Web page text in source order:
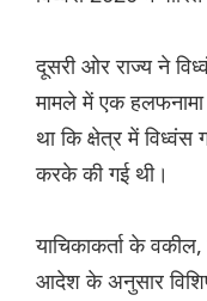
दूसरी ओर राज्य ने
मामले में एक हलफनामा
था कि क्षेत्र में विध्वंस
करके की गई थी।
याचिकाकर्ता के
आदेश के अनुसार